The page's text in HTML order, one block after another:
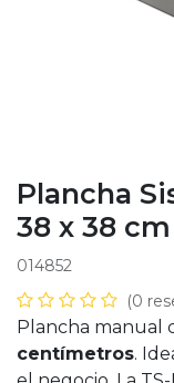
Plancha
38 x 38 cm
014852
(0
Plancha manual
centímetros.